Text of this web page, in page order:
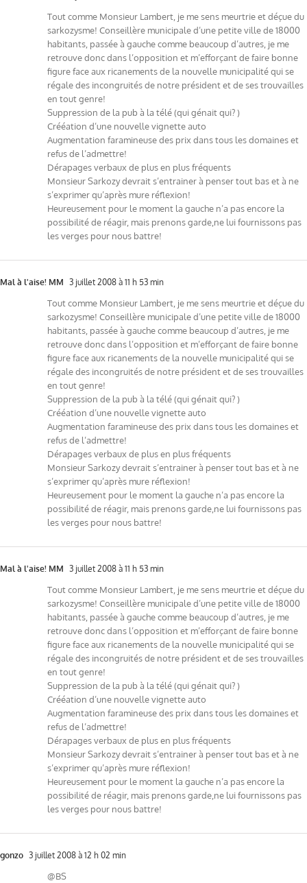
Tout comme Monsieur Lambert, je me sens meurtrie et déçue du
sarkozysme! Conseillère municipale d’une petite ville de 18000
habitants, passée à gauche comme beaucoup d’autres, je me
retrouve donc dans l’opposition et m’efforçant de faire bonne
figure face aux ricanements de la nouvelle municipalité qui se
régale des incongruités de notre président et de ses trouvailles
en tout genre!
Suppression de la pub à la télé (qui génait qui? )
Crééation d’une nouvelle vignette auto
Augmentation faramineuse des prix dans tous les domaines et
refus de l’admettre!
Dérapages verbaux de plus en plus fréquents
Monsieur Sarkozy devrait s’entrainer à penser tout bas et à ne
s’exprimer qu’après mure réflexion!
Heureusement pour le moment la gauche n’a pas encore la
possibilité de réagir, mais prenons garde,ne lui fournissons pas
les verges pour nous battre!
Mal à l'aise! MM 3 juillet 2008 à 11 h 53 min
Tout comme Monsieur Lambert, je me sens meurtrie et déçue du
sarkozysme! Conseillère municipale d’une petite ville de 18000
habitants, passée à gauche comme beaucoup d’autres, je me
retrouve donc dans l’opposition et m’efforçant de faire bonne
figure face aux ricanements de la nouvelle municipalité qui se
régale des incongruités de notre président et de ses trouvailles
en tout genre!
Suppression de la pub à la télé (qui génait qui? )
Crééation d’une nouvelle vignette auto
Augmentation faramineuse des prix dans tous les domaines et
refus de l’admettre!
Dérapages verbaux de plus en plus fréquents
Monsieur Sarkozy devrait s’entrainer à penser tout bas et à ne
s’exprimer qu’après mure réflexion!
Heureusement pour le moment la gauche n’a pas encore la
possibilité de réagir, mais prenons garde,ne lui fournissons pas
les verges pour nous battre!
Mal à l'aise! MM 3 juillet 2008 à 11 h 53 min
Tout comme Monsieur Lambert, je me sens meurtrie et déçue du
sarkozysme! Conseillère municipale d’une petite ville de 18000
habitants, passée à gauche comme beaucoup d’autres, je me
retrouve donc dans l’opposition et m’efforçant de faire bonne
figure face aux ricanements de la nouvelle municipalité qui se
régale des incongruités de notre président et de ses trouvailles
en tout genre!
Suppression de la pub à la télé (qui génait qui? )
Crééation d’une nouvelle vignette auto
Augmentation faramineuse des prix dans tous les domaines et
refus de l’admettre!
Dérapages verbaux de plus en plus fréquents
Monsieur Sarkozy devrait s’entrainer à penser tout bas et à ne
s’exprimer qu’après mure réflexion!
Heureusement pour le moment la gauche n’a pas encore la
possibilité de réagir, mais prenons garde,ne lui fournissons pas
les verges pour nous battre!
gonzo 3 juillet 2008 à 12 h 02 min
@BS